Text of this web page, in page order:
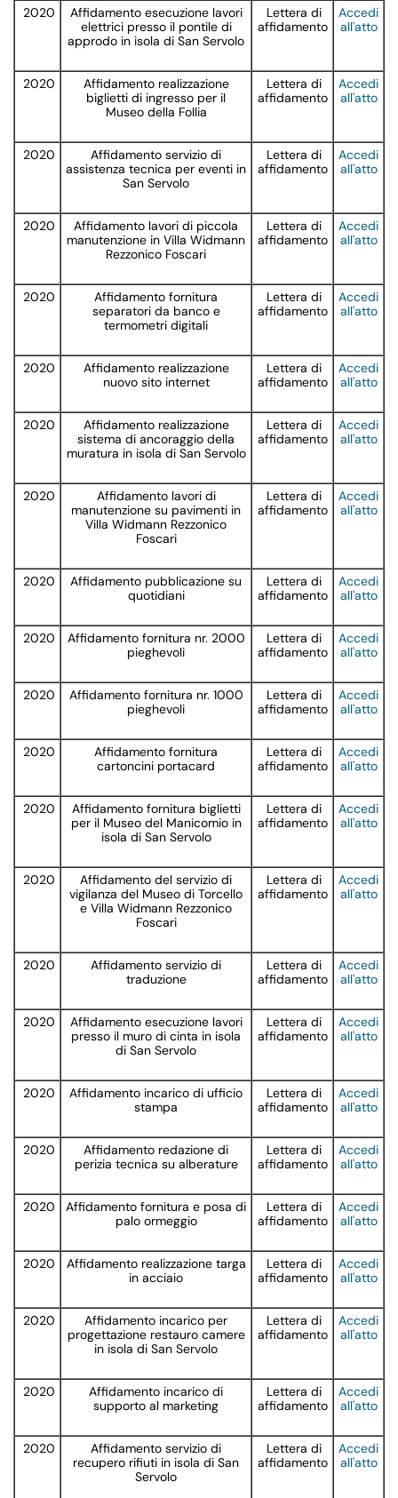
2020
Affidamento esecuzione lavori
elettrici presso il pontile di
approdo in isola di San Servolo
Lettera di
affidamento
Accedi
all'atto
2020
Affidamento realizzazione
biglietti di ingresso per il
Museo della Follia
Lettera di
affidamento
Accedi
all'atto
2020
Affidamento servizio di
assistenza tecnica per eventi in
San Servolo
Lettera di
affidamento
Accedi
all'atto
2020
Affidamento lavori di piccola
manutenzione in Villa Widmann
Rezzonico Foscari
Lettera di
affidamento
Accedi
all'atto
2020
Affidamento fornitura
separatori da banco e
termometri digitali
Lettera di
affidamento
Accedi
all'atto
2020
Affidamento realizzazione
nuovo sito internet
Lettera di
affidamento
Accedi
all'atto
2020
Affidamento realizzazione
sistema di ancoraggio della
muratura in isola di San Servolo
Lettera di
affidamento
Accedi
all'atto
2020
Affidamento lavori di
manutenzione su pavimenti in
Villa Widmann Rezzonico
Foscari
Lettera di
affidamento
Accedi
all'atto
2020
Affidamento pubblicazione su
quotidiani
Lettera di
affidamento
Accedi
all'atto
2020
Affidamento fornitura nr. 2000
pieghevoli
Lettera di
affidamento
Accedi
all'atto
2020
Affidamento fornitura nr. 1000
pieghevoli
Lettera di
affidamento
Accedi
all'atto
2020
Affidamento fornitura
cartoncini portacard
Lettera di
affidamento
Accedi
all'atto
2020
Affidamento fornitura biglietti
per il Museo del Manicomio in
isola di San Servolo
Lettera di
affidamento
Accedi
all'atto
2020
Affidamento del servizio di
vigilanza del Museo di Torcello
e Villa Widmann Rezzonico
Foscari
Lettera di
affidamento
Accedi
all'atto
2020
Affidamento servizio di
traduzione
Lettera di
affidamento
Accedi
all'atto
2020
Affidamento esecuzione lavori
presso il muro di cinta in isola
di San Servolo
Lettera di
affidamento
Accedi
all'atto
2020
Affidamento incarico di ufficio
stampa
Lettera di
affidamento
Accedi
all'atto
2020
Affidamento redazione di
perizia tecnica su alberature
Lettera di
affidamento
Accedi
all'atto
2020
Affidamento fornitura e posa di
palo ormeggio
Lettera di
affidamento
Accedi
all'atto
2020
Affidamento realizzazione targa
in acciaio
Lettera di
affidamento
Accedi
all'atto
2020
Affidamento incarico per
progettazione restauro camere
in isola di San Servolo
Lettera di
affidamento
Accedi
all'atto
2020
Affidamento incarico di
supporto al marketing
Lettera di
affidamento
Accedi
all'atto
2020
Affidamento servizio di
recupero rifiuti in isola di San
Servolo
Lettera di
affidamento
Accedi
all'atto